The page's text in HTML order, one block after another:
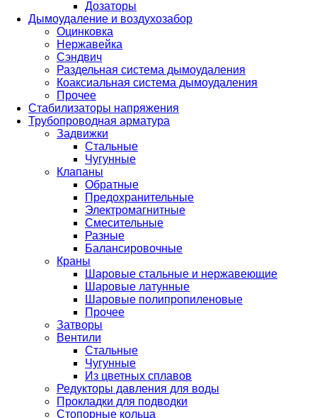
Дозаторы
Дымоудаление и воздухозабор
Оцинковка
Нержавейка
Сэндвич
Раздельная система дымоудаления
Коаксиальная система дымоудаления
Прочее
Стабилизаторы напряжения
Трубопроводная арматура
Задвижки
Стальные
Чугунные
Клапаны
Обратные
Предохранительные
Электромагнитные
Смесительные
Разные
Балансировочные
Краны
Шаровые стальные и нержавеющие
Шаровые латунные
Шаровые полипропиленовые
Прочее
Затворы
Вентили
Стальные
Чугунные
Из цветных сплавов
Редукторы давления для воды
Прокладки для подводки
Стопорные кольца